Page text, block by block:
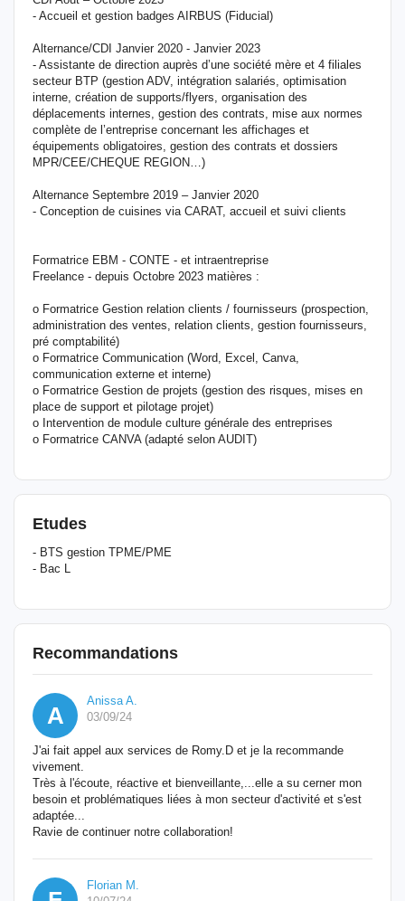
- Accueil et gestion badges AIRBUS (Fiducial)
Alternance/CDI Janvier 2020 - Janvier 2023
- Assistante de direction auprès d’une société mère et 4 filiales
secteur BTP (gestion ADV, intégration salariés, optimisation
interne, création de supports/flyers, organisation des
déplacements internes, gestion des contrats, mise aux normes
complète de l’entreprise concernant les affichages et
équipements obligatoires, gestion des contrats et dossiers
MPR/CEE/CHEQUE REGION…)
Alternance Septembre 2019 – Janvier 2020
- Conception de cuisines via CARAT, accueil et suivi clients
Formatrice EBM - CONTE - et intraentreprise
Freelance - depuis Octobre 2023 matières :
o Formatrice Gestion relation clients / fournisseurs (prospection,
administration des ventes, relation clients, gestion fournisseurs,
pré comptabilité)
o Formatrice Communication (Word, Excel, Canva,
communication externe et interne)
o Formatrice Gestion de projets (gestion des risques, mises en
place de support et pilotage projet)
o Intervention de module culture générale des entreprises
o Formatrice CANVA (adapté selon AUDIT)
Etudes
- BTS gestion TPME/PME
- Bac L
Recommandations
A
Anissa A.
03/09/24
J'ai fait appel aux services de Romy.D et je la recommande
vivement.
Très à l'écoute, réactive et bienveillante,...elle a su cerner mon
besoin et problématiques liées à mon secteur d'activité et s'est
adaptée...
Ravie de continuer notre collaboration!
Florian M.